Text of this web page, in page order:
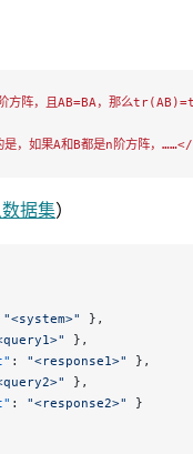
阶方阵，且AB=BA，那么
，如果A和B都是n阶方阵，
据集）
"<system>"
},
},
: "<response1>"
},
},
: "<response2>"
}